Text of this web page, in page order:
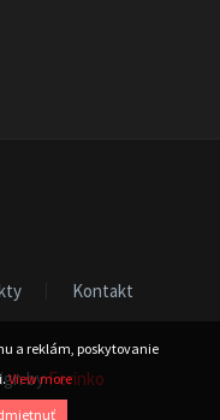
Kontakt
byFerinko
a reklám, poskytovanie
View more